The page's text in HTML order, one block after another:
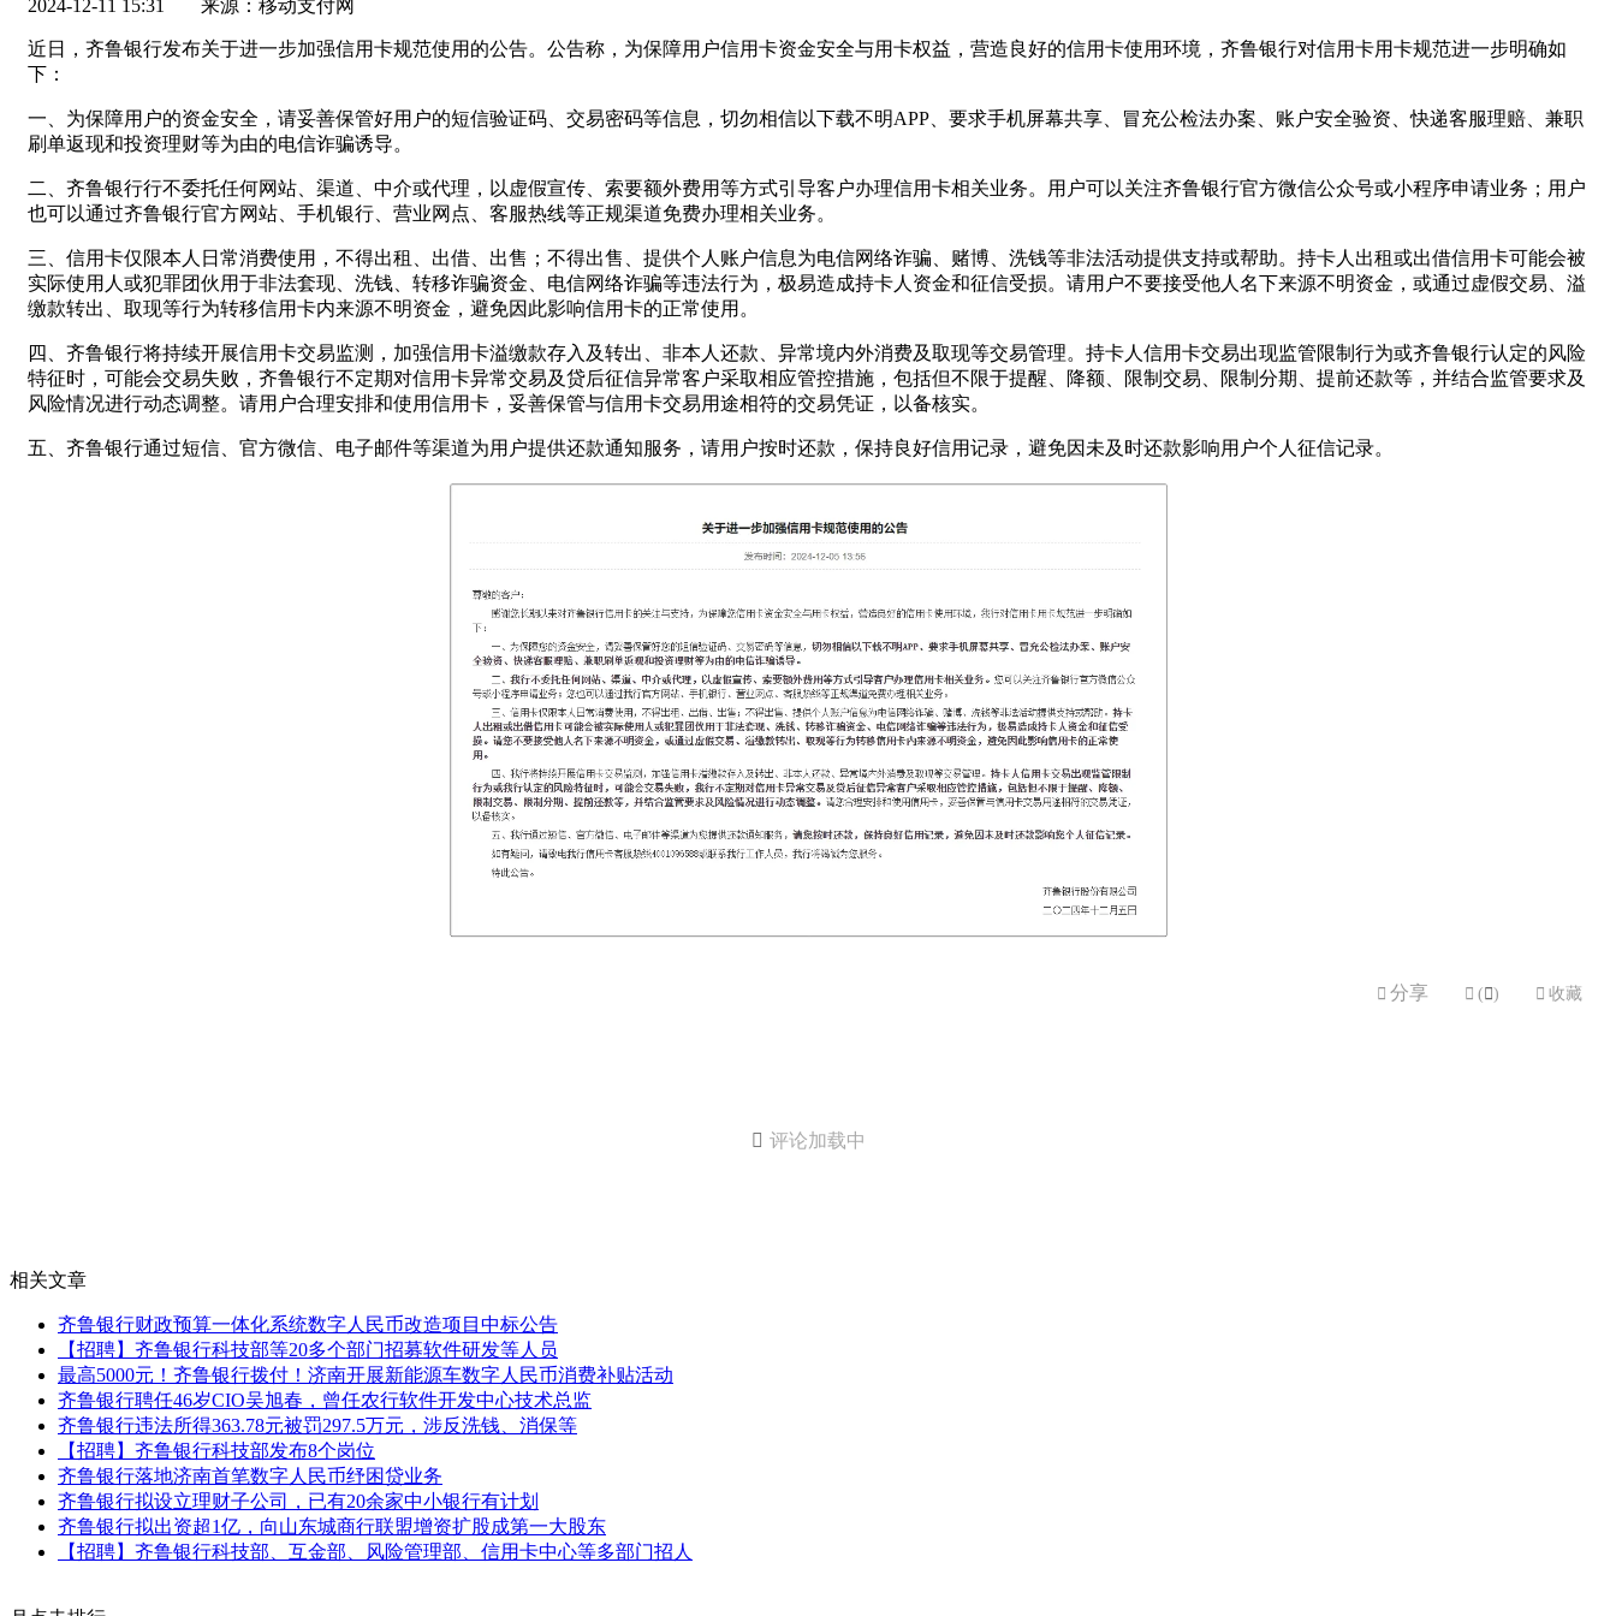
2024-12-11 15:31 来源：移动支付网
近日，齐鲁银行发布关于进一步加强信用卡规范使用的公告。公告称，为保障用户信用卡资金安全与用卡权益，营造良好的信用卡使用环境，齐鲁银行对信用卡用卡规范进一步明确如
下：
一、为保障用户的资金安全，请妥善保管好用户的短信验证码、交易密码等信息，切勿相信以下载不明APP、要求手机屏幕共享、冒充公检法办案、账户安全验资、快递客服理赔、兼职
刷单返现和投资理财等为由的电信诈骗诱导。
二、齐鲁银行行不委托任何网站、渠道、中介或代理，以虚假宣传、索要额外费用等方式引导客户办理信用卡相关业务。用户可以关注齐鲁银行官方微信公众号或小程序申请业务；用户
也可以通过齐鲁银行官方网站、手机银行、营业网点、客服热线等正规渠道免费办理相关业务。
三、信用卡仅限本人日常消费使用，不得出租、出借、出售；不得出售、提供个人账户信息为电信网络诈骗、赌博、洗钱等非法活动提供支持或帮助。持卡人出租或出借信用卡可能会被
实际使用人或犯罪团伙用于非法套现、洗钱、转移诈骗资金、电信网络诈骗等违法行为，极易造成持卡人资金和征信受损。请用户不要接受他人名下来源不明资金，或通过虚假交易、溢
缴款转出、取现等行为转移信用卡内来源不明资金，避免因此影响信用卡的正常使用。
四、齐鲁银行将持续开展信用卡交易监测，加强信用卡溢缴款存入及转出、非本人还款、异常境内外消费及取现等交易管理。持卡人信用卡交易出现监管限制行为或齐鲁银行认定的风险
特征时，可能会交易失败，齐鲁银行不定期对信用卡异常交易及贷后征信异常客户采取相应管控措施，包括但不限于提醒、降额、限制交易、限制分期、提前还款等，并结合监管要求及
风险情况进行动态调整。请用户合理安排和使用信用卡，妥善保管与信用卡交易用途相符的交易凭证，以备核实。
五、齐鲁银行通过短信、官方微信、电子邮件等渠道为用户提供还款通知服务，请用户按时还款，保持良好信用记录，避免因未及时还款影响用户个人征信记录。
 分享  ( )  收藏
 评论加载中
相关文章
齐鲁银行财政预算一体化系统数字人民币改造项目中标公告
【招聘】齐鲁银行科技部等20多个部门招募软件研发等人员
最高5000元！齐鲁银行拨付！济南开展新能源车数字人民币消费补贴活动
齐鲁银行聘任46岁CIO吴旭春，曾任农行软件开发中心技术总监
齐鲁银行违法所得363.78元被罚297.5万元，涉反洗钱、消保等
【招聘】齐鲁银行科技部发布8个岗位
齐鲁银行落地济南首笔数字人民币纾困贷业务
齐鲁银行拟设立理财子公司，已有20余家中小银行有计划
齐鲁银行拟出资超1亿，向山东城商行联盟增资扩股成第一大股东
【招聘】齐鲁银行科技部、互金部、风险管理部、信用卡中心等多部门招人